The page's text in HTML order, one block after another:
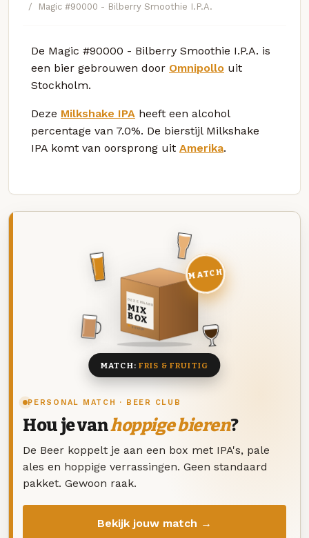
Magic #90000 - Bilberry Smoothie I.P.A.
De Magic #90000 - Bilberry Smoothie I.P.A. is
een bier gebrouwen door Omnipollo uit
Stockholm.
Deze Milkshake IPA heeft een alcohol
percentage van 7.0%. De bierstijl Milkshake
IPA komt van oorsprong uit Amerika.
PERSONAL MATCH · BEER CLUB
Hou je vanhoppige bieren?
De Beer koppelt je aan een box met IPA's, pale
ales en hoppige verrassingen. Geen standaard
pakket. Gewoon raak.
Bekijk jouw match →
DEZE MAAND
MIX
BOX
8 BIEREN
MATCH
MATCH: FRIS & FRUITIG